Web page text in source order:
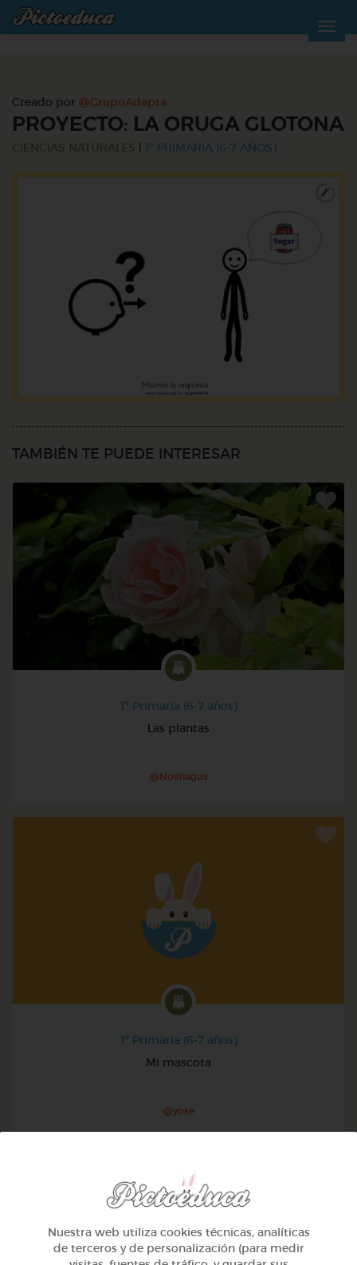
Creado por @GrupoAdapta
PROYECTO: LA ORUGA GLOTONA
CIENCIAS NATURALES 1º PRIMARIA (6-7 AÑOS)
TAMBIÉN TE PUEDE INTERESAR
1º Primaria (6-7 años)
Las plantas
@Noeliagus
1º Primaria (6-7 años)
Mi mascota
@yose
Nuestra web utiliza cookies técnicas, analíticas
de terceros y de personalización (para medir